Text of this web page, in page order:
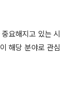
요해지고 있는 시
해당 분야로관심